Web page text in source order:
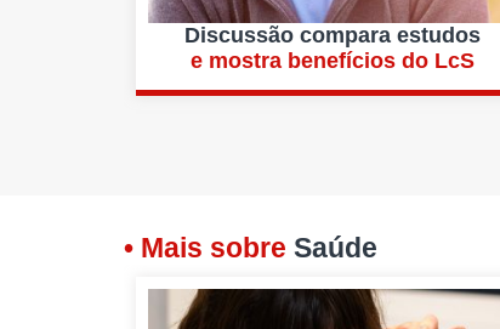
Discussão compara estudos
e mostra benefícios do LcS
• Mais sobre Saúde